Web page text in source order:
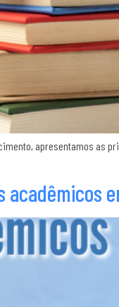
apresentamos as